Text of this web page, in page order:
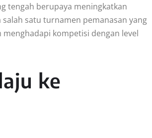
tengah berupaya meningkatkan
satu turnamen pemanasan yang
kompetisi dengan level
ke